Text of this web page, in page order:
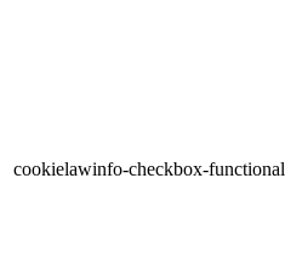
cookielawinfo-checkbox-functional